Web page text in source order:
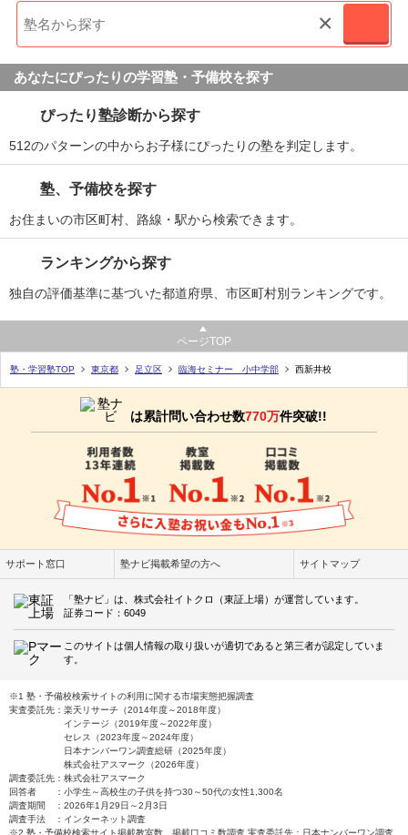
×
あなたにぴったりの学習塾・予備校を探す
ぴったり塾診断から探す
512のパターンの中からお子様にぴったりの塾を判定します。
塾、予備校を探す
お住まいの市区町村、路線・駅から検索できます。
ランキングから探す
独自の評価基準に基づいた都道府県、市区町村別ランキングです。
ページTOP
塾・学習塾TOP 東京都 足立区 臨海セミナー 小中学部 西新井校
は累計問い合わせ数770万件突破!!
サポート窓口 塾ナビ掲載希望の方へ サイトマップ
「塾ナビ」は、株式会社イトクロ（東証上場）が運営しています。
証券コード：6049
このサイトは個人情報の取り扱いが適切であると第三者が認定していま
す。
※1 塾・予備校検索サイトの利用に関する市場実態把握調査
実査委託先：楽天リサーチ（2014年度～2018年度）
インテージ（2019年度～2022年度）
セレス（2023年度～2024年度）
日本ナンバーワン調査総研（2025年度）
株式会社アスマーク（2026年度）
調査委託先：株式会社アスマーク
回答者 ：小学生～高校生の子供を持つ30～50代の女性1,300名
調査期間 ：2026年1月29日～2月3日
調査手法 ：インターネット調査
※2 塾・予備校検索サイト掲載教室数、掲載口コミ数調査 実査委託先：日本ナンバーワン調査